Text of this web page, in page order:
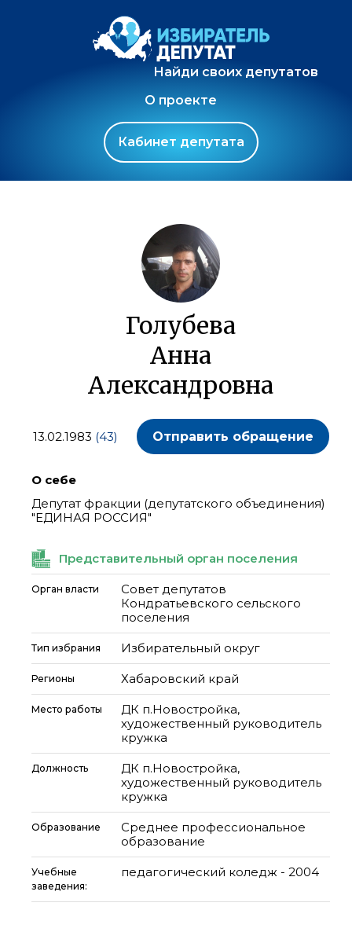
Найди своих депутатов
О проекте
Кабинет депутата
Голубева
Анна
Александровна
13.02.1983 (43) Отправить обращение
О себе
Депутат фракции (депутатского объединения)
"ЕДИНАЯ РОССИЯ"
Представительный орган поселения
Орган власти
Совет депутатов
Кондратьевского сельского
поселения
Тип избрания Избирательный округ
Регионы Хабаровский край
Место работы
ДК п.Новостройка,
художественный руководитель
кружка
Должность
ДК п.Новостройка,
художественный руководитель
кружка
Образование
Среднее профессиональное
образование
Учебные
заведения:
педагогический коледж - 2004